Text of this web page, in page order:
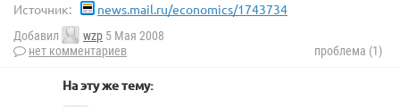
Источник: news.mail.ru/economics/1743734
Добавил wzp 5 Мая 2008
нет комментариев
проблема (1)
На эту же тему: